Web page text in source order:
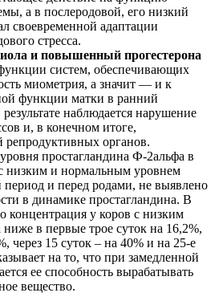
а в послеродовой, его низкий
своевременной адаптации
стресса.
и повышенный прогестерона
систем, обеспечивающих
миометрия, а значит — и к
функции матки в ранний
наблюдается нарушение
и, в конечном итоге,
репродуктивных органов.
простагландина Ф-2альфа в
низким и нормальным уровнем
период и перед родами, не выявлено
в динамике простагландина. В
концентрация у коров с низким
в первые трое суток на 16,2%,
через 15 суток – на 40% и на 25-е
на то, что при замедленной
ее способность вырабатывать
вещество.